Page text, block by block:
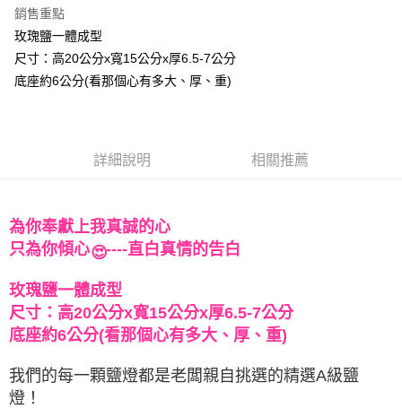
悠遊付
ATM付款
賣家宅配幫您送（台灣）
每筆NT$80，滿NT$3,000(含以上)免運費
郵局幫你送（離島）
每筆NT$80，滿NT$3,000(含以上)免運費
免運費
銷售重點
玫瑰鹽一體成型
尺寸：高20公分x寬15公分x厚6.5-7公分
底座約6公分(看那個心有多大、厚、重)
詳細說明 相關推薦
為你奉獻上我真誠的心
只為你傾心😍----直白真情的告白
玫瑰鹽一體成型
尺寸：高20公分x寬15公分x厚6.5-7公分
底座約6公分(看那個心有多大、厚、重)
我們的每一顆鹽燈都是老闆親自挑選的精選A級鹽
燈！